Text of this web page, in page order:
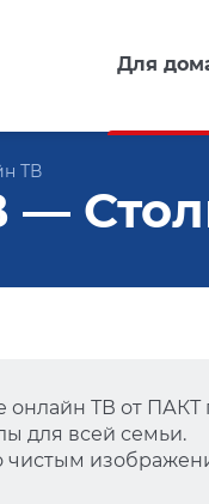
Для
ТВ
ТВ от ПАКТ
для всей семьи.
чистым